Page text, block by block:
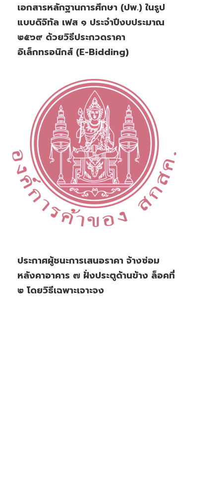
เอกสารหลักฐานการศึกษา (ปพ.) ในรูป
แบบดิจิทัล เฟส ๑ ประจำปีงบประมาณ
๒๕๖๙ ด้วยวิธีประกวดราคา
อิเล็กทรอนิกส์ (e-Bidding)
ประกาศผู้ชนะการเสนอราคา จ้างซ่อม
หลังคาอาคาร ๗ ฝั่งประตูด้านข้าง ล็อคที่
๒ โดยวิธีเฉพาะเจาะจง